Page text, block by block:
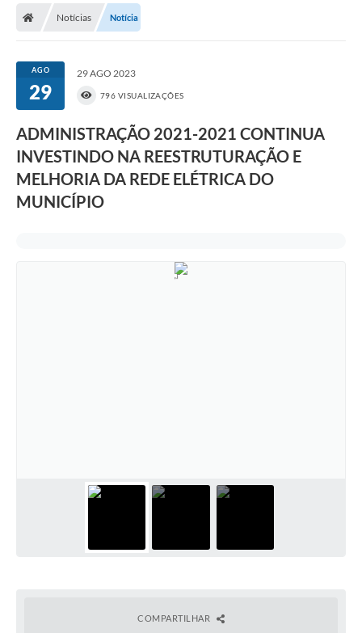
Notícias Notícia
AGO
29
29 AGO 2023
796 VISUALIZAÇÕES
ADMINISTRAÇÃO 2021-2021 CONTINUA
INVESTINDO NA REESTRUTURAÇÃO E
MELHORIA DA REDE ELÉTRICA DO
MUNICÍPIO
COMPARTILHAR